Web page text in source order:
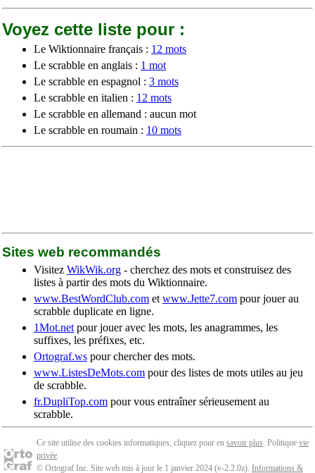
Voyez cette liste pour :
Le Wiktionnaire français : 12 mots
Le scrabble en anglais : 1 mot
Le scrabble en espagnol : 3 mots
Le scrabble en italien : 12 mots
Le scrabble en allemand : aucun mot
Le scrabble en roumain : 10 mots
Sites web recommandés
Visitez WikWik.org - cherchez des mots et construisez des
listes à partir des mots du Wiktionnaire.
www.BestWordClub.com et www.Jette7.com pour jouer au
scrabble duplicate en ligne.
1Mot.net pour jouer avec les mots, les anagrammes, les
suffixes, les préfixes, etc.
Ortograf.ws pour chercher des mots.
www.ListesDeMots.com pour des listes de mots utiles au jeu
de scrabble.
fr.DupliTop.com pour vous entraîner sérieusement au
scrabble.
Ce site utilise des cookies informatiques, cliquez pour en savoir plus. Politique vie
privée.
© Ortograf Inc. Site web mis à jour le 1 janvier 2024 (v-2.2.0z). Informations &